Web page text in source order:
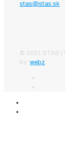
stas@stas.sk
© 2021 STAS |
by: webz